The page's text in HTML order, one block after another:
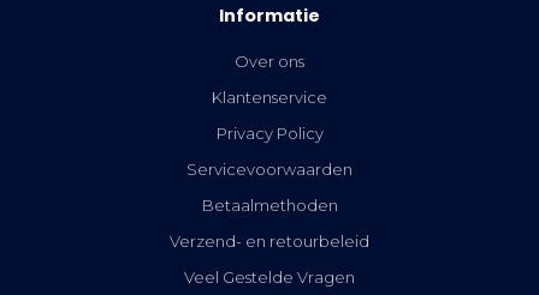
Informatie
Over ons
Klantenservice
Privacy Policy
Servicevoorwaarden
Betaalmethoden
Verzend- en retourbeleid
Veel Gestelde Vragen